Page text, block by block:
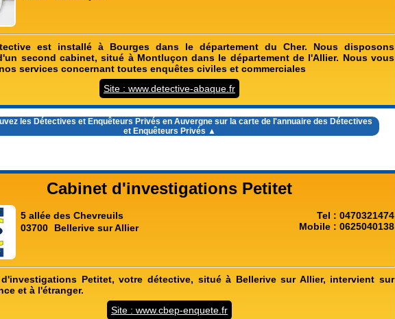
est installé à Bourges dans le département du Cher. Nous disposons
second cabinet, situé à Montluçon dans le département de l'Allier. Nous vous
services concernant toutes enquêtes civiles et commerciales
Site : www.detective-abaque.fr
les Détectives et Enquêteurs Privés en Auvergnesur la carte de l'annuaire des Détectives
et Enquêteurs Privés ▲
Cabinet d'investigations Petitet
5 allée des Chevreuils
03700
Bellerive sur Allier
Tel : 0470321474
Mobile : 0625040138
Petitet, votre détective, situé à Bellerive sur Allier, intervient sur
et à l'étranger.
Site : www.cbep-enquete.fr